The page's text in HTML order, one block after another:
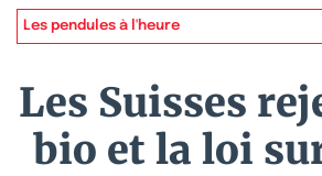
Les pendules à l'heure
Les Suisses
bio et la loi